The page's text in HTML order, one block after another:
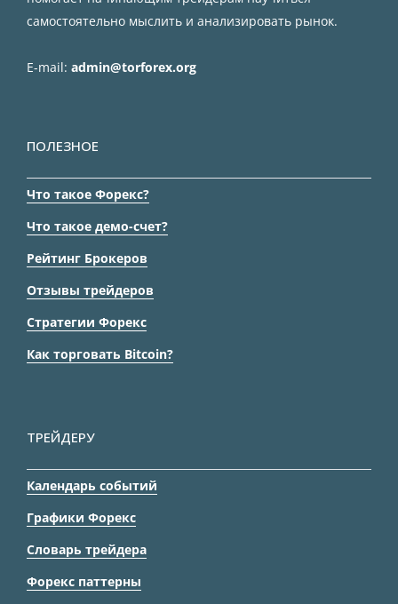
самостоятельно мыслить и анализировать рынок.
E-mail: admin@torforex.org
ПОЛЕЗНОЕ
Что такое Форекс?
Что такое демо-счет?
Рейтинг Брокеров
Отзывы трейдеров
Стратегии Форекс
Как торговать Bitcoin?
ТРЕЙДЕРУ
Календарь событий
Графики Форекс
Словарь трейдера
Форекс паттерны